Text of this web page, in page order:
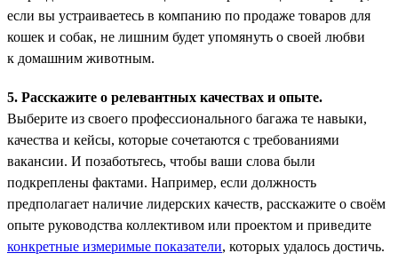
если вы устраиваетесь в компанию по продаже товаров для
кошек и собак, не лишним будет упомянуть о своей любви
к домашним животным.
5. Расскажите о релевантных качествах и опыте.
Выберите из своего профессионального багажа те навыки,
качества и кейсы, которые сочетаются с требованиями
вакансии. И позаботьтесь, чтобы ваши слова были
подкреплены фактами. Например, если должность
предполагает наличие лидерских качеств, расскажите о своём
опыте руководства коллективом или проектом и приведите
конкретные измеримые показатели, которых удалось достичь.